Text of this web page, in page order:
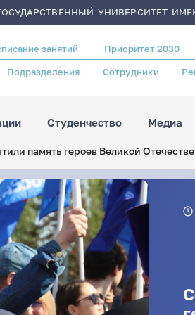
УНИВЕРСИТЕТ
занятий Приоритет 2030
Подразделения Сотрудники
Студенчество Медиа
память героев Великой